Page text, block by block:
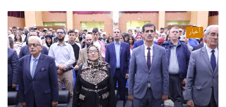
جامعة
تيبازة
تحتضن
الإحتفالات
الولائية
لليوم
الوطني
للذاكرة
المخلد
أخبار